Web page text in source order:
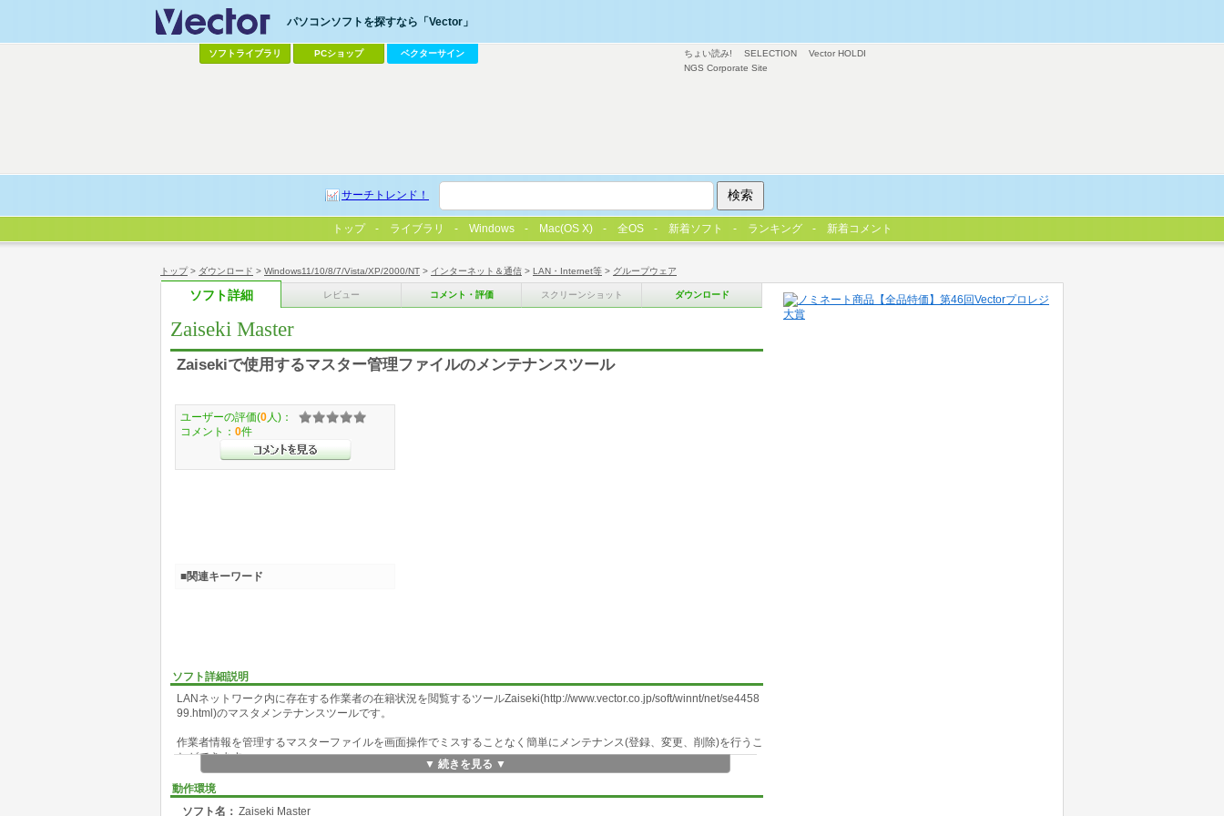
トップ> ダウンロード > Windows11/10/8/7/Vista/XP/2000/NT > インターネット＆通信 > LAN・Internet等 > グループウェア
ソフト詳細 レビュー コメント・評価 スクリーンショット ダウンロード
Zaiseki Master
Zaisekiで使用するマスター管理ファイルのメンテナンスツール
ソフト詳細説明
LANネットワーク内に存在する作業者の在籍状況を閲覧するツールZaiseki(http://www.vector.co.jp/soft/winnt/net/se4458
99.html)のマスタメンテナンスツールです。
作業者情報を管理するマスターファイルを画面操作でミスすることなく簡単にメンテナンス(登録、変更、削除)を行うこ
とができます。
<機能概要>
<参照モード>
▼ 続きを見る ▼
動作環境
ソフト名： Zaiseki Master
ユーザーの評価(0 人)：
コメント： 0件
■関連キーワード
ちょい読み! SELECTION
Vector HOLDI
NGS Corporate Site
パソコンソフトを探すなら「Vector」
ソフトライブラリ PCショップ ベクターサイン
サーチトレンド！
トップ ライブラリ Windows Mac(OS X) 全OS 新着ソフト ランキング 新着コメント